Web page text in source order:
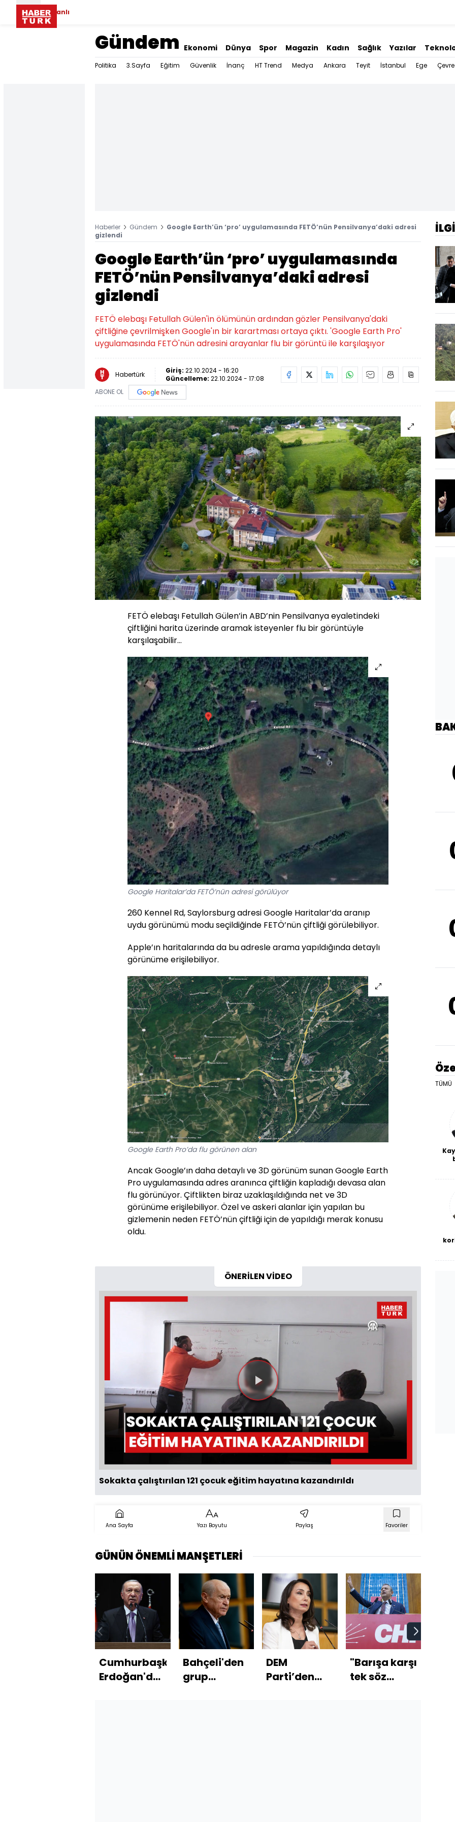
Canlı
Gündem Ekonomi Dünya Spor Magazin Kadın Sağlık Yazılar
Politika 3.Sayfa Eğitim Güvenlik İnanç HT Trend Medya Ankara Teyit İstanbul Ege Çevre
Haberler Gündem
Google Earth’ün ‘pro’ uygulamasında FETÖ’nün Pensilvanya’daki adresi
gizlendi
Google Earth’ün ‘pro’ uygulamasında
FETÖ’nün Pensilvanya’daki adresi
gizlendi
FETÖ elebaşı Fetullah Gülen'in ölümünün ardından gözler Pensilvanya'daki
çiftliğine çevrilmişken Google'ın bir karartması ortaya çıktı. 'Google Earth Pro'
uygulamasında FETÖ'nün adresini arayanlar flu bir görüntü ile karşılaşıyor
Habertürk Giriş: 22.10.2024 - 16:20
Güncelleme: 22.10.2024 - 17:08
ABONE OL
FETÖ elebaşı Fetullah Gülen’in ABD’nin Pensilvanya eyaletindeki
çiftliğini harita üzerinde aramak isteyenler flu bir görüntüyle
karşılaşabilir…
Google Haritalar’da FETÖ’nün adresi görülüyor
260 Kennel Rd, Saylorsburg adresi Google Haritalar’da aranıp
uydu görünümü modu seçildiğinde FETÖ’nün çiftliği görülebiliyor.
Apple’ın haritalarında da bu adresle arama yapıldığında detaylı
görünüme erişilebiliyor.
Google Earth Pro’da flu görünen alan
Ancak Google’ın daha detaylı ve 3D görünüm sunan Google Earth
Pro uygulamasında adres aranınca çiftliğin kapladığı devasa alan
flu görünüyor. Çiftlikten biraz uzaklaşıldığında net ve 3D
görünüme erişilebiliyor. Özel ve askeri alanlar için yapılan bu
gizlemenin neden FETÖ’nün çiftliği için de yapıldığı merak konusu
oldu.
ÖNERİLEN VİDEO
Videoyu
Oynat
Sokakta çalıştırılan 121 çocuk eğitim hayatına kazandırıldı
Ana Sayfa Yazı Boyutu Paylaş Favoriler
GÜNÜN ÖNEMLİ MANŞETLERİ
Cumhurbaşkanı
Erdoğan'dan
Bahçeli'den
grup
DEM
Parti’den
"Barışa karşı
tek söz
TÜMÜ